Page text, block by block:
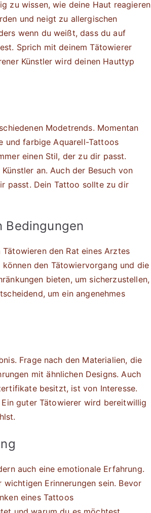
zu wissen, wie deine Haut reagieren
und neigt zu allergischen
wenn du weißt, dass du auf
Sprich mit deinem Tätowierer
Künstler wird deinen Hauttyp
Modetrends. Momentan
und farbige Aquarell-Tattoos
einen Stil, der zu dir passt.
an. Auch der Besuch von
passt. Dein Tattoo sollte zu dir
Bedingungen
den Rat eines Arztes
den Tätowiervorgang und die
bieten, um sicherzustellen,
um ein angenehmes
Frage nach den Materialien, die
mit ähnlichen Designs. Auch
besitzt, ist von Interesse.
guter Tätowierer wird bereitwillig
auch eine emotionale Erfahrung.
Erinnerungen sein. Bevor
eines Tattoos